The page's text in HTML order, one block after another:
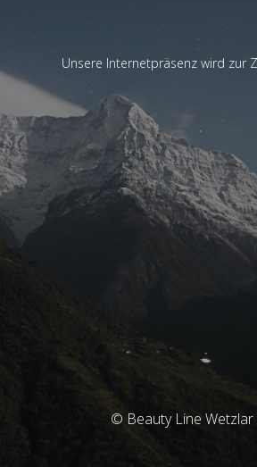
Unsere Internetpräsenz wird zur
© Beauty Line Wetzlar